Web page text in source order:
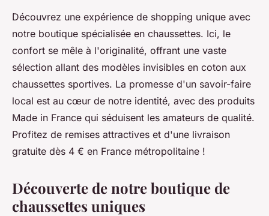
Explorez notre boutique
spécialisée en chaussettes
uniques !
Hugo•10 février 2025•4 min de lecture
Découvrez une expérience de shopping unique avec
notre boutique spécialisée en chaussettes. Ici, le
confort se mêle à l'originalité, offrant une vaste
sélection allant des modèles invisibles en coton aux
chaussettes sportives. La promesse d'un savoir-faire
local est au cœur de notre identité, avec des produits
Made in France qui séduisent les amateurs de qualité.
Profitez de remises attractives et d'une livraison
gratuite dès 4 € en France métropolitaine !
Découverte de notre boutique de
chaussettes uniques